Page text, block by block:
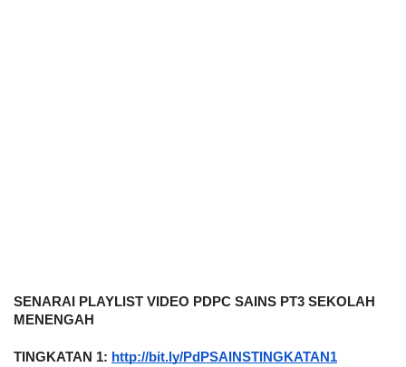
SENARAI PLAYLIST VIDEO PDPC SAINS PT3 SEKOLAH
MENENGAH
TINGKATAN 1: http://bit.ly/PdPSAINSTINGKATAN1